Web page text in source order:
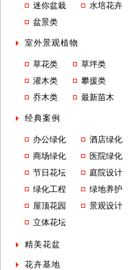
迷你盆栽
水培花卉
盆景类
室外景观植物
草花类
草坪类
灌木类
攀援类
乔木类
最新苗木
经典案例
办公绿化
酒店绿化
商场绿化
医院绿化
节日花坛
庭院设计
绿化工程
绿地养护
屋顶花园
景观设计
立体花坛
精美花盆
花卉基地